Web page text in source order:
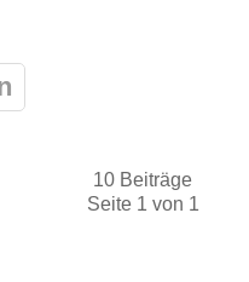
10 Beiträge
Seite 1 von 1